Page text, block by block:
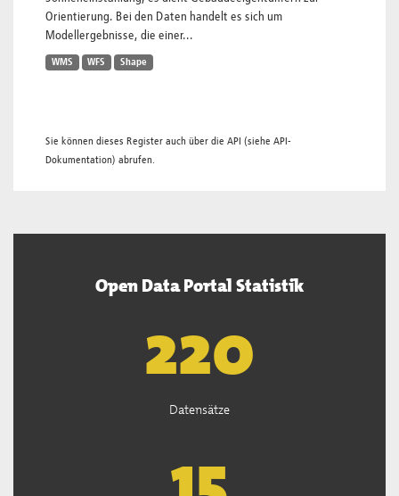
Orientierung. Bei den Daten handelt es sich um
Modellergebnisse, die einer...
WMS WFS Shape
Sie können dieses Register auch über die API (siehe API-
Dokumentation) abrufen.
Open Data Portal Statistik
222
Datensätze